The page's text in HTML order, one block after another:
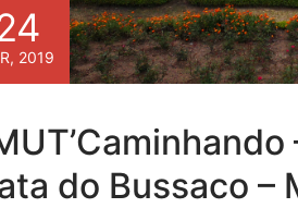
2019
do Bussaco –